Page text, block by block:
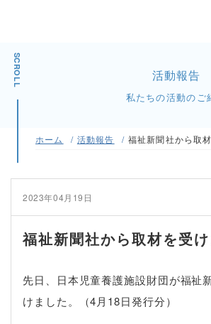
SCROLL 活動報告
私たちの活動のご
ホーム 活動報告 福祉新聞社から取
2023年04月19日
福祉新聞社から取材を受け
先日、日本児童養護施設財団が福祉
けました。（4月18日発行分）